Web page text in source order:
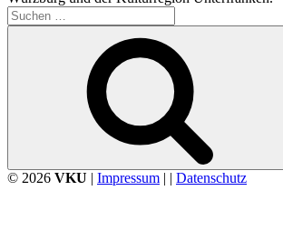
Suchen
nach:
© 2026 VKU | Impressum | | Datenschutz